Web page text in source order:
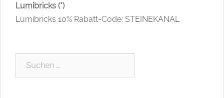
Lumibricks (*)
Lumibricks 10% Rabatt-Code: STEINEKANAL